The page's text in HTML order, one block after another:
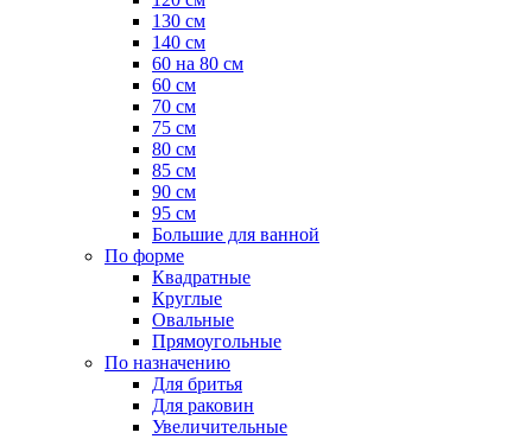
130 см
140 см
60 на 80 см
60 см
70 см
75 см
80 см
85 см
90 см
95 см
Большие для ванной
По форме
Квадратные
Круглые
Овальные
Прямоугольные
По назначению
Для бритья
Для раковин
Увеличительные